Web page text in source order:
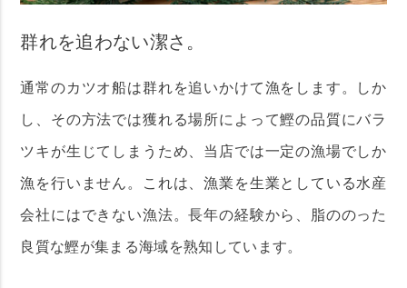
群れを追わない潔さ。
通常のカツオ船は群れを追いかけて漁をします。しか
し、その方法では獲れる場所によって鰹の品質にバラ
ツキが生じてしまうため、当店では一定の漁場でしか
漁を行いません。これは、漁業を生業としている水産
会社にはできない漁法。長年の経験から、脂ののった
良質な鰹が集まる海域を熟知しています。